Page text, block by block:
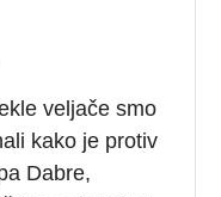
veljače smo
kako je protiv
Dabre,